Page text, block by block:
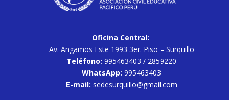
Oficina Central:
Av. Angamos Este 1993 3er. Piso – Surquillo
Teléfono: 995463403 / 2859220
WhatsApp: 995463403
E-mail: sedesurquillo@gmail.com